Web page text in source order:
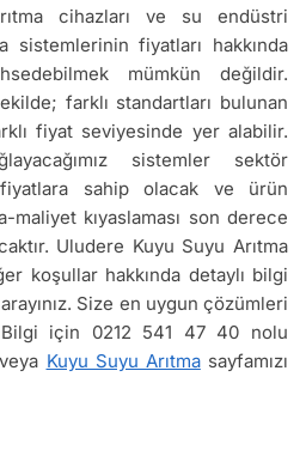
cihazları ve su endüstri
sistemlerinin fiyatları hakkında
mümkün değildir.
farklı standartları bulunan
fiyat seviyesinde yer alabilir.
sistemler sektör
fiyatlara sahip olacak ve ürün
maliyet kıyaslaması son derece
Uludere Kuyu Suyu Arıtma
koşullar hakkında detaylı bilgi
Size en uygun çözümleri
Bilgi için 0212 541 47 40 nolu
Kuyu Suyu Arıtmasayfamızı